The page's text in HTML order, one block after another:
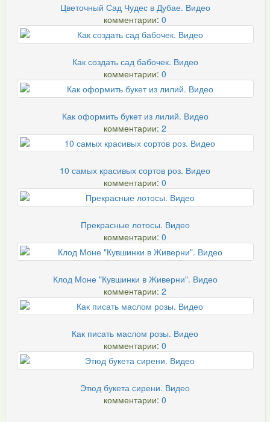
Цветочный Сад Чудес в Дубае. Видео
комментарии: 0
Как создать сад бабочек. Видео
комментарии: 0
Как оформить букет из лилий. Видео
комментарии: 2
10 самых красивых сортов роз. Видео
комментарии: 0
Прекрасные лотосы. Видео
комментарии: 0
Клод Моне "Кувшинки в Живерни". Видео
комментарии: 2
Как писать маслом розы. Видео
комментарии: 0
Этюд букета сирени. Видео
комментарии: 0